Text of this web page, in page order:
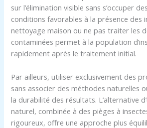
sur l’élimination visible sans s’occuper
conditions favorables à la présence des
nettoyage maison ou ne pas traiter les
contaminées permet à la population
rapidement après le traitement initial.
Par ailleurs, utiliser exclusivement des
sans associer des méthodes naturelles
la durabilité des résultats. L’alternative
naturel, combinée à des pièges à
rigoureux, offre une approche plus